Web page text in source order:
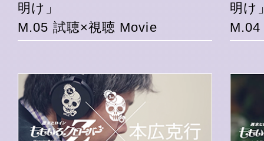
明け」
M.05 試聴×視聴 Movie
明け